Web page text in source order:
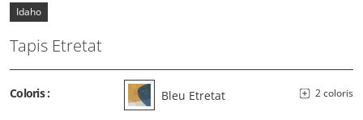
Idaho
Tapis Etretat
Coloris : Bleu Etretat 2 coloris